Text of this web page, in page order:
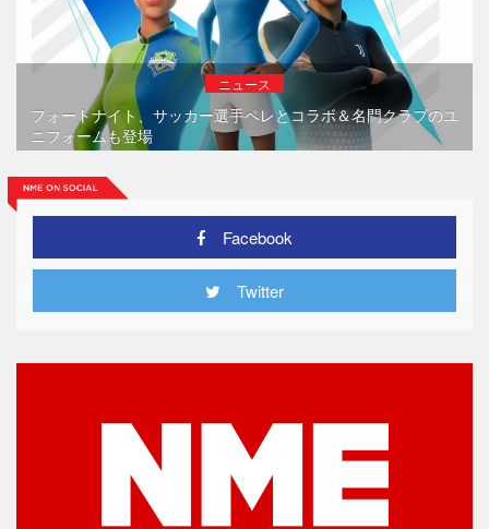
ニュース
フォートナイト、サッカー選手ペレとコラボ＆名門クラブのユ
ニフォームも登場
Facebook
Twitter